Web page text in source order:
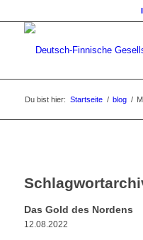
Du bist hier: Startseite / blog /
Das Gold des Nordens
12.08.2022